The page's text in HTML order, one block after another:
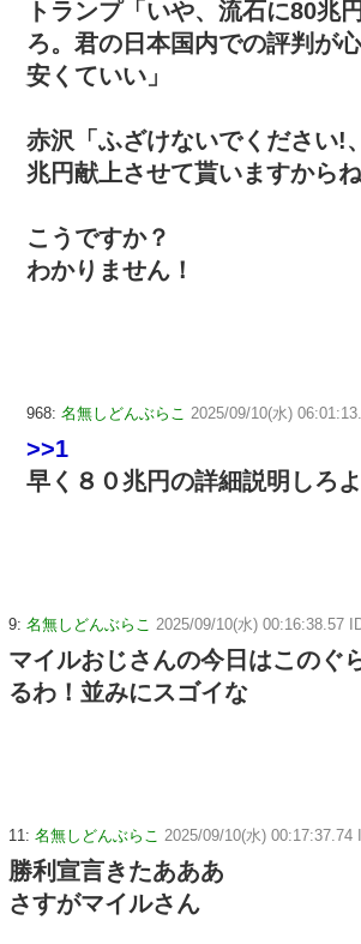
トランプ「いや、流石に80兆
ろ。君の日本国内での評判が
安くていい」
赤沢「ふざけないでください!
兆円献上させて貰いますから
こうですか？
わかりません！
968: 名無しどんぶらこ 2025/09/10(水)
>>1
早く８０兆円の詳細説明しろ
9: 名無しどんぶらこ 2025/09/10(水) 00:16:38.57
マイルおじさんの今日はこのぐ
るわ！並みにスゴイな
11: 名無しどんぶらこ 2025/09/10(水) 00:17:37.74
勝利宣言きたあああ
さすがマイルさん